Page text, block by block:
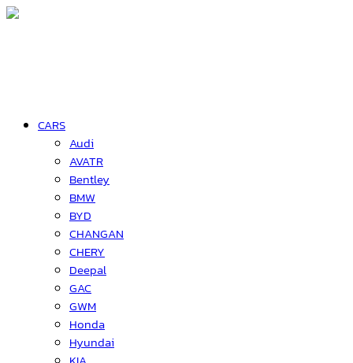
CARS
Audi
AVATR
Bentley
BMW
BYD
CHANGAN
CHERY
Deepal
GAC
GWM
Honda
Hyundai